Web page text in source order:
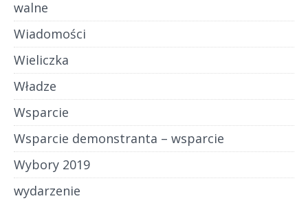
walne
Wiadomości
Wieliczka
Władze
Wsparcie
Wsparcie demonstranta – wsparcie
Wybory 2019
wydarzenie